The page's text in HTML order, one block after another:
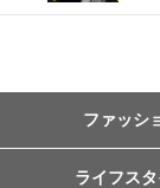
ファッシ
ライフス